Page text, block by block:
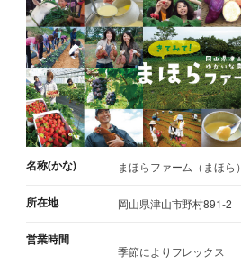
名称(かな) まほらファーム（まほら）
所在地 岡山県津山市野村891-2
営業時間
季節によりフレックス